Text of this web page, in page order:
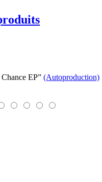
EP” (Autoproduction)